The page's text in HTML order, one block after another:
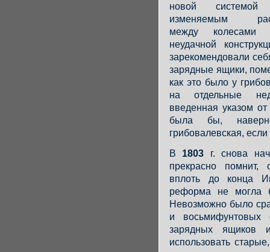
новой
изменяемым
между колесами
неудачной
зарекомендовали
зарядные ящики,
как это было у
на отдельные
введенная указом
была бы,
грибовалевская,
В 1803 г. снова
прекрасно
вплоть до конца
реформа не могла
Невозможно было
и восьмифунтовых
зарядных ящиков
использовать